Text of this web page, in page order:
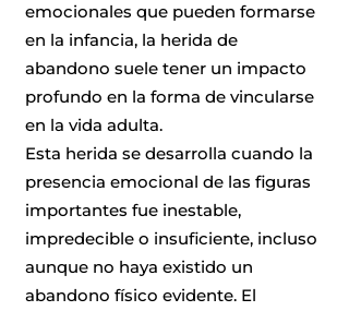
emocionales que pueden formarse
en la infancia, la herida de
abandono suele tener un impacto
profundo en la forma de vincularse
en la vida adulta.
Esta herida se desarrolla cuando la
presencia emocional de las figuras
importantes fue inestable,
impredecible o insuficiente, incluso
aunque no haya existido un
abandono físico evidente. El